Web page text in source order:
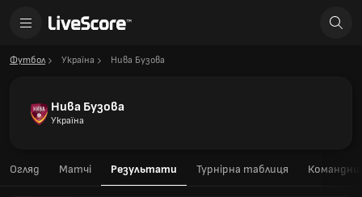
Футбол Україна Нива Бузова
Нива Бузова
Україна
Огляд Матчі Результати Турнірна таблиця